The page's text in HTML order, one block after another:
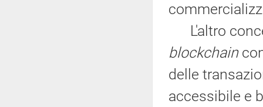
L'altro
blockchain
delle
accessibile e